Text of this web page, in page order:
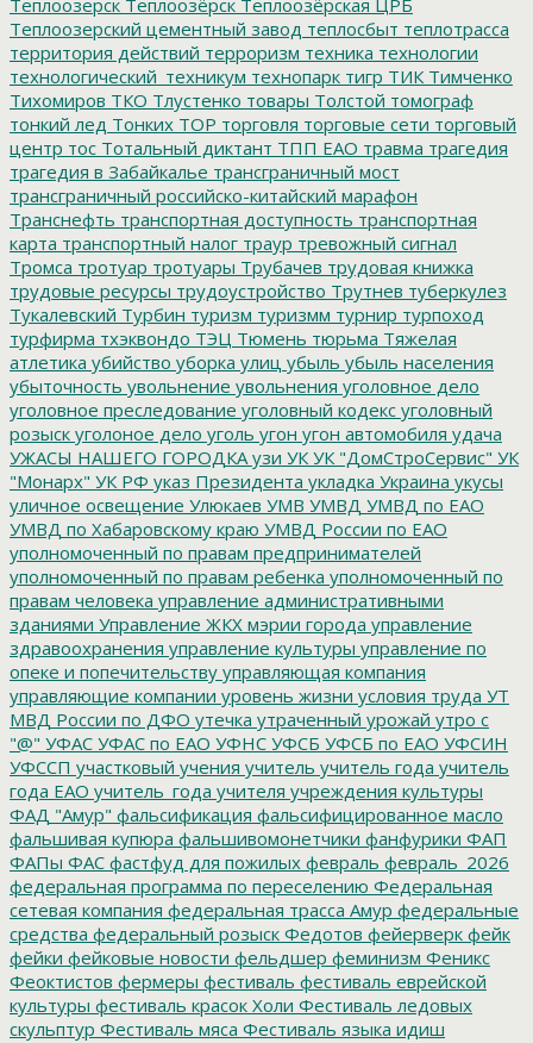
Теплоозерский цементный завод теплосбыт теплотрасса
территория действий терроризм техника технологии
технологический_техникум технопарк тигр ТИК Тимченко
Тихомиров ТКО Тлустенко товары Толстой томограф
тонкий лед Тонких ТОР торговля торговые сети торговый
центр тос Тотальный диктант ТПП ЕАО травма трагедия
трагедия в Забайкалье трансграничный мост
трансграничный российско-китайский марафон
Транснефть транспортная доступность транспортная
карта транспортный налог траур тревожный сигнал
Тромса тротуар тротуары Трубачев трудовая книжка
трудовые ресурсы трудоустройство Трутнев туберкулез
Тукалевский Турбин туризм туризмм турнир турпоход
турфирма тхэквондо ТЭЦ Тюмень тюрьма Тяжелая
атлетика убийство уборка улиц убыль убыль населения
убыточность увольнение увольнения уголовное дело
уголовное преследование уголовный кодекс уголовный
розыск уголоное дело уголь угон угон автомобиля удача
УЖАСЫ НАШЕГО ГОРОДКА узи УК УК "ДомСтроСервис" УК
"Монарх" УК РФ указ Президента укладка Украина укусы
уличное освещение Улюкаев УМВ УМВД УМВД по ЕАО
УМВД по Хабаровскому краю УМВД России по ЕАО
уполномоченный по правам предпринимателей
уполномоченный по правам ребенка уполномоченный по
правам человека управление административными
зданиями Управление ЖКХ мэрии города управление
здравоохранения управление культуры управление по
опеке и попечительству управляющая компания
управляющие компании уровень жизни условия труда УТ
МВД России по ДФО утечка утраченный урожай утро с
"@" УФАС УФАС по ЕАО УФНС УФСБ УФСБ по ЕАО УФСИН
УФССП участковый учения учитель учитель года учитель
года ЕАО учитель_года учителя учреждения культуры
ФАД "Амур" фальсификация фальсифицированное масло
фальшивая купюра фальшивомонетчики фанфурики ФАП
ФАПы ФАС фастфуд для пожилых февраль февраль_2026
федеральная программа по переселению Федеральная
сетевая компания федеральная трасса Амур федеральные
средства федеральный розыск Федотов фейерверк фейк
фейки фейковые новости фельдшер феминизм Феникс
Феоктистов фермеры фестиваль фестиваль еврейской
культуры фестиваль красок Холи Фестиваль ледовых
скульптур Фестиваль мяса Фестиваль языка идиш